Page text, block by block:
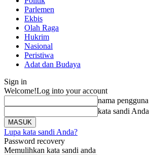
Parlemen
Ekbis
Olah Raga
Hukrim
Nasional
Peristiwa
Adat dan Budaya
Sign in
Welcome!Log into your account
nama pengguna
kata sandi Anda
Lupa kata sandi Anda?
Password recovery
Memulihkan kata sandi anda